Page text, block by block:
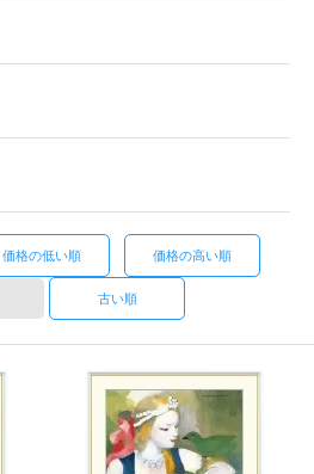
価格の低い順 価格の高い順
古い順